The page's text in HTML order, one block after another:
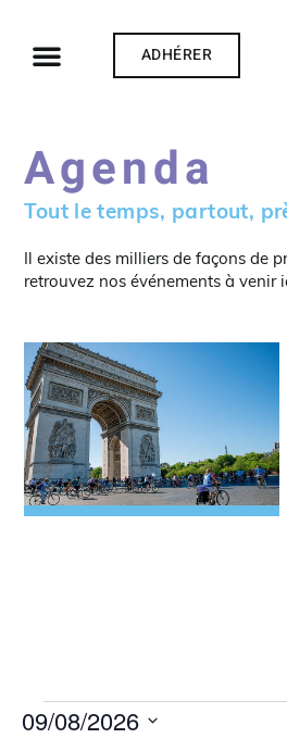
ADHÉRER
Agenda
Tout le temps, partout,
Il existe des milliers de façons de
retrouvez nos événements à venir
09/08/2026